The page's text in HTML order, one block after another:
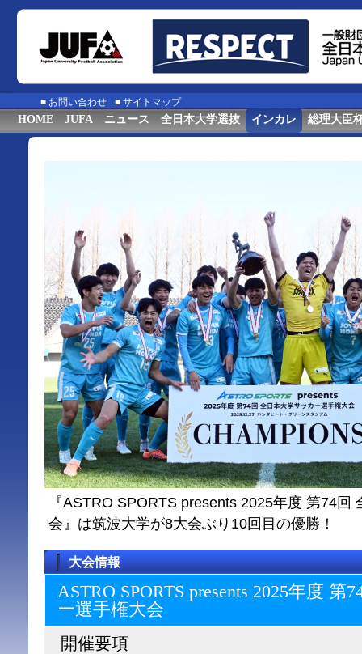
■ お問い合わせ ■ サイトマップ
HOME JUFA ニュース 全日本大学選抜 インカレ 総理大臣
『ASTRO SPORTS presents 2025年度 第74回
会』は筑波大学が8大会ぶり10回目の優勝！
大会情報
ASTRO SPORTS presents 2025年度
ー選⼿権⼤会
開催要項